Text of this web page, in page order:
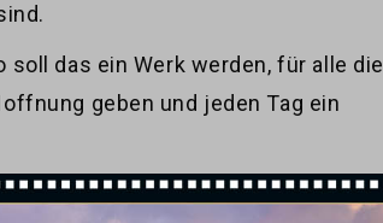
das ein Werk werden, für alle die
geben und jeden Tag ein